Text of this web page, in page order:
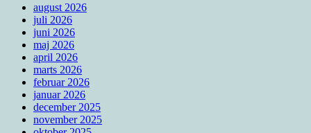
august 2026
juli 2026
juni 2026
maj 2026
april 2026
marts 2026
februar 2026
januar 2026
december 2025
november 2025